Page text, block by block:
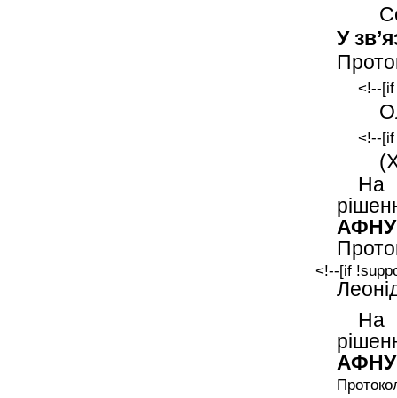
У
<!--
<!--
На
<!--[if
На
АФНУ